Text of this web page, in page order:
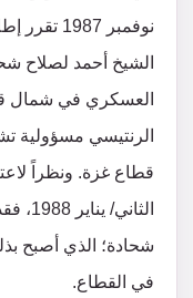
نوفمبر
الشيخ أحمد لصلاح
العسكري في شمال
الرنتيسي مسؤولية
شحادة؛ الذي أصبح
في القطاع.